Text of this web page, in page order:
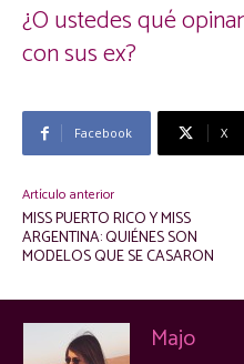
¿O ustedes qué
con sus ex?
Facebook X
Artículo anterior
MISS PUERTO RICO Y MISS
ARGENTINA: QUIÉNES SON
MODELOS QUE SE CASARON
Majo